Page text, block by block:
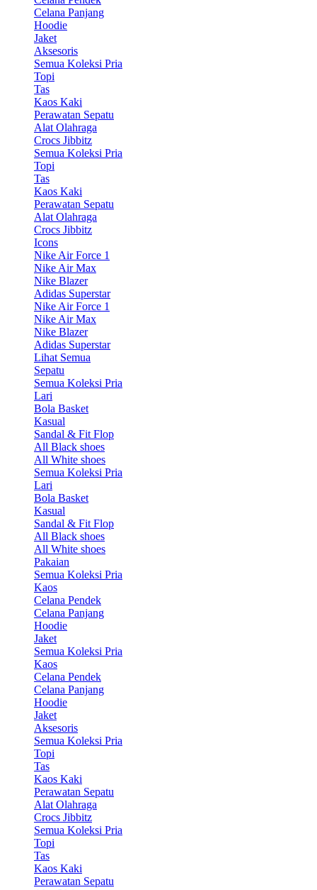
Celana Panjang
Hoodie
Jaket
Aksesoris
Semua Koleksi Pria
Topi
Tas
Kaos Kaki
Perawatan Sepatu
Alat Olahraga
Crocs Jibbitz
Semua Koleksi Pria
Topi
Tas
Kaos Kaki
Perawatan Sepatu
Alat Olahraga
Crocs Jibbitz
Icons
Nike Air Force 1
Nike Air Max
Nike Blazer
Adidas Superstar
Nike Air Force 1
Nike Air Max
Nike Blazer
Adidas Superstar
Lihat Semua
Sepatu
Semua Koleksi Pria
Lari
Bola Basket
Kasual
Sandal & Fit Flop
All Black shoes
All White shoes
Semua Koleksi Pria
Lari
Bola Basket
Kasual
Sandal & Fit Flop
All Black shoes
All White shoes
Pakaian
Semua Koleksi Pria
Kaos
Celana Pendek
Celana Panjang
Hoodie
Jaket
Semua Koleksi Pria
Kaos
Celana Pendek
Celana Panjang
Hoodie
Jaket
Aksesoris
Semua Koleksi Pria
Topi
Tas
Kaos Kaki
Perawatan Sepatu
Alat Olahraga
Crocs Jibbitz
Semua Koleksi Pria
Topi
Tas
Kaos Kaki
Perawatan Sepatu